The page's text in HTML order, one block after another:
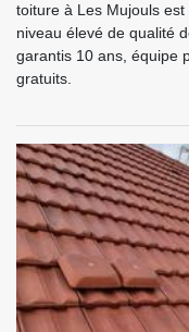
toiture à Les Mujouls est
niveau élevé de qualité
garantis 10 ans, équipe
gratuits.